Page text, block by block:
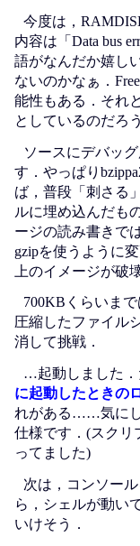
今度は，
内容は「Data bus
語がなんだか嬉し
ないのかなぁ．
能性もある．それ
としているのだろ
ソースにデバッ
す．やっぱり
ば，普段「刺さる
ルに埋め込んだも
ージの読み書きで
gzipを使うように
上のイメージが破
700KBくらいま
圧縮したファイル
消して挑戦．
…起動しました．
に起動したときの
れがある……気にし
仕様です．(スクリ
ってました)
次は，コンソー
ら，シェルが動い
いけそう．